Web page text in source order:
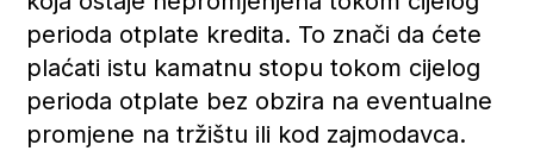
perioda otplate kredita. To znači da ćete
plaćati istu kamatnu stopu tokom cijelog
perioda otplate bez obzira na eventualne
promjene na tržištu ili kod zajmodavca.